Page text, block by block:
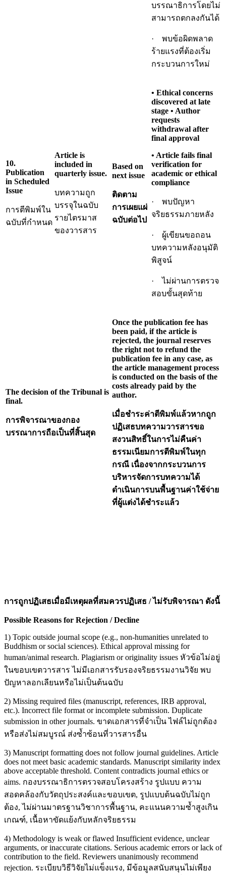
บรรณาธิการโดยไม่
สามารถตกลงกันได้
· พบข้อผิดพลาด
ร้ายแรงที่ต้องเริ่ม
กระบวนการใหม่
10.
Publication
in Scheduled
Issue
การตีพิมพ์ใน
ฉบับที่กำหนด
Article is
included in
quarterly issue.
บทความถูก
บรรจุในฉบับ
รายไตรมาส
ของวารสาร
Based on
next issue
ติดตาม
การเผยแผ่
ฉบับต่อไป
• Ethical concerns
discovered at late
stage • Author
requests
withdrawal after
final approval
• Article fails final
verification for
academic or ethical
compliance
· พบปัญหา
จริยธรรมภายหลัง
· ผู้เขียนขอถอน
บทความหลังอนุมัติ
พิสูจน์
· ไม่ผ่านการตรวจ
สอบขั้นสุดท้าย
The decision of the Tribunal is
final.
การพิจารณาของกอง
บรรณาการถือเป็นที่สิ้นสุด
Once the publication fee has
been paid, if the article is
rejected, the journal reserves
the right not to refund the
publication fee in any case, as
the article management process
is conducted on the basis of the
costs already paid by the
author.
เมื่อชำระค่าตีพิมพ์แล้วหากถูก
ปฏิเสธบทความวารสารขอ
สงวนสิทธิ์ในการไม่คืนค่า
ธรรมเนียมการตีพิมพ์ในทุก
กรณี เนื่องจากกระบวนการ
บริหารจัดการบทความได้
ดำเนินการบนพื้นฐานค่าใช้จ่าย
ที่ผู้แต่งได้ชำระแล้ว
การถูกปฏิเสธเมื่อมีเหตุผลที่สมควรปฏิเสธ / ไม่รับพิจารณา ดังนี้
Possible Reasons for Rejection / Decline
1) Topic outside journal scope (e.g., non-humanities unrelated to
Buddhism or social sciences). Ethical approval missing for
human/animal research. Plagiarism or originality issues หัวข้อไม่อยู่
ในขอบเขตวารสาร ไม่มีเอกสารรับรองจริยธรรมงานวิจัย พบ
ปัญหาลอกเลียนหรือไม่เป็นต้นฉบับ
2) Missing required files (manuscript, references, IRB approval,
etc.). Incorrect file format or incomplete submission. Duplicate
submission in other journals. ขาดเอกสารที่จำเป็น ไฟล์ไม่ถูกต้อง
หรือส่งไม่สมบูรณ์ ส่งซ้ำซ้อนที่วารสารอื่น
3) Manuscript formatting does not follow journal guidelines. Article
does not meet basic academic standards. Manuscript similarity index
above acceptable threshold. Content contradicts journal ethics or
aims. กองบรรณาธิการตรวจสอบโครงสร้าง รูปแบบ ความ
สอดคล้องกับวัตถุประสงค์และขอบเขต, รูปแบบต้นฉบับไม่ถูก
ต้อง, ไม่ผ่านมาตรฐานวิชาการพื้นฐาน, คะแนนความซ้ำสูงเกิน
เกณฑ์, เนื้อหาขัดแย้งกับหลักจริยธรรม
4) Methodology is weak or flawed Insufficient evidence, unclear
arguments, or inaccurate citations. Serious academic errors or lack of
contribution to the field. Reviewers unanimously recommend
rejection. ระเบียบวิธีวิจัยไม่แข็งแรง, มีข้อมูลสนับสนุนไม่เพียง